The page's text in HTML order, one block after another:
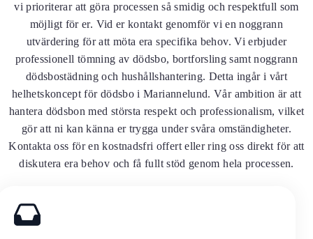
vi prioriterar att göra processen så smidig och respektfull som
möjligt för er. Vid er kontakt genomför vi en noggrann
utvärdering för att möta era specifika behov. Vi erbjuder
professionell tömning av dödsbo, bortforsling samt noggrann
dödsbostädning och hushållshantering. Detta ingår i vårt
helhetskoncept för dödsbo i Mariannelund. Vår ambition är att
hantera dödsbon med största respekt och professionalism, vilket
gör att ni kan känna er trygga under svåra omständigheter.
Kontakta oss för en kostnadsfri offert eller ring oss direkt för att
diskutera era behov och få fullt stöd genom hela processen.